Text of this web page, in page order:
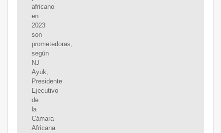
africano
en
2023
son
prometedoras,
según
NJ
Ayuk,
Presidente
Ejecutivo
de
la
Cámara
Africana